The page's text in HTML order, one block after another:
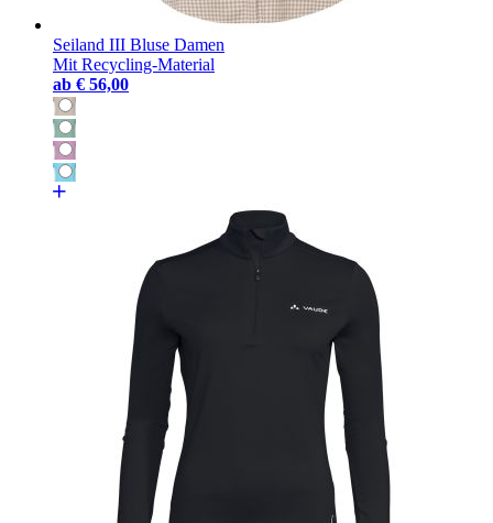
Seiland III Bluse Damen
Mit Recycling-Material
ab € 56,00